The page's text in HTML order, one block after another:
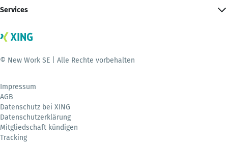
Services
© New Work SE | Alle Rechte vorbehalten
Impressum
AGB
Datenschutz bei XING
Datenschutzerklärung
Mitgliedschaft kündigen
Tracking